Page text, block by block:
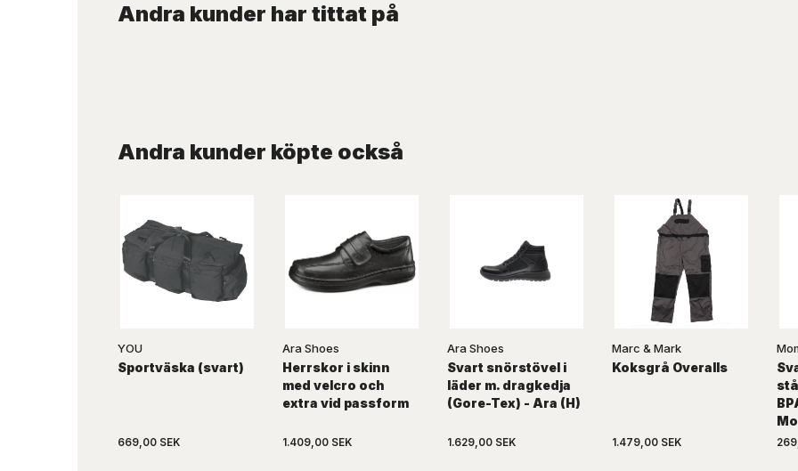
Andra kunder har tittat på
Andra kunder köpte också
YOU
Sportväska (svart)
669,00 SEK
Ara Shoes
Herrskor i skinn
med velcro och
extra vid passform
1.409,00 SEK
Ara Shoes
Svart snörstövel i
läder m. dragkedja
(Gore-Tex) - Ara (H)
1.629,00 SEK
Marc & Mark
Koksgrå Overalls
1.479,00 SEK